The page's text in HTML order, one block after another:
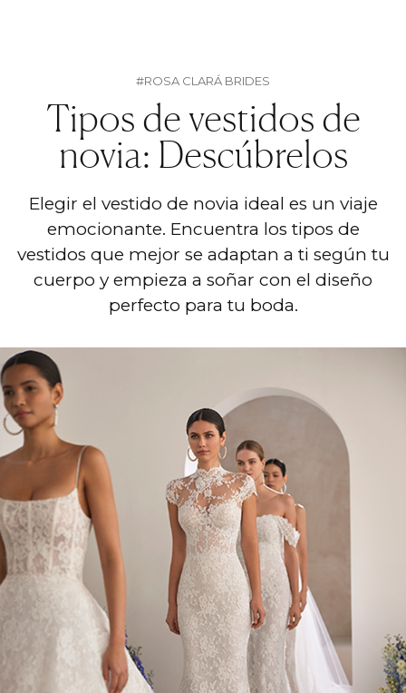
#ROSA CLARÁ BRIDES
Tipos de vestidos de
novia: Descúbrelos
Elegir el vestido de novia ideal es un viaje
emocionante. Encuentra los tipos de
vestidos que mejor se adaptan a ti según tu
cuerpo y empieza a soñar con el diseño
perfecto para tu boda.